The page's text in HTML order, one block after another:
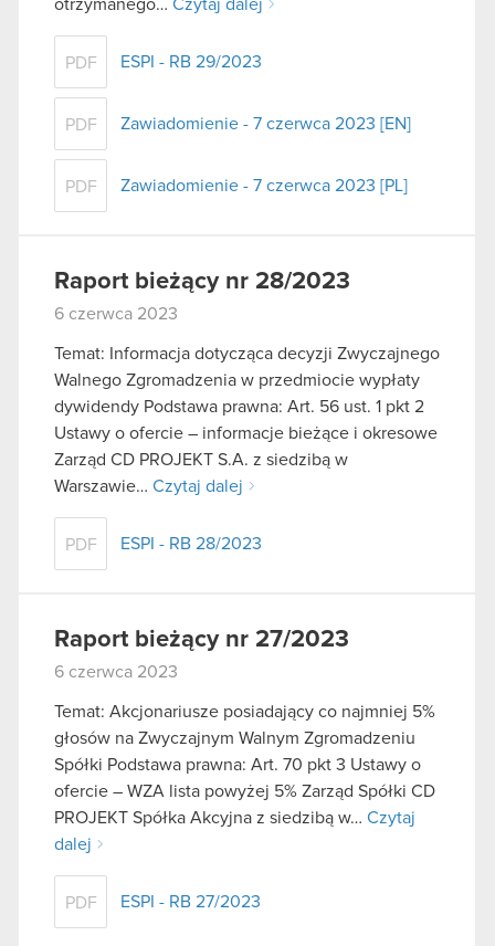
otrzymanego… Czytaj dalej
PDF ESPI - RB 29/2023
PDF Zawiadomienie - 7 czerwca 2023 [EN]
PDF Zawiadomienie - 7 czerwca 2023 [PL]
Raport bieżący nr 28/2023
6 czerwca 2023
Temat: Informacja dotycząca decyzji Zwyczajnego
Walnego Zgromadzenia w przedmiocie wypłaty
dywidendy Podstawa prawna: Art. 56 ust. 1 pkt 2
Ustawy o ofercie – informacje bieżące i okresowe
Zarząd CD PROJEKT S.A. z siedzibą w
Warszawie… Czytaj dalej
PDF ESPI - RB 28/2023
Raport bieżący nr 27/2023
6 czerwca 2023
Temat: Akcjonariusze posiadający co najmniej 5%
głosów na Zwyczajnym Walnym Zgromadzeniu
Spółki Podstawa prawna: Art. 70 pkt 3 Ustawy o
ofercie – WZA lista powyżej 5% Zarząd Spółki CD
PROJEKT Spółka Akcyjna z siedzibą w… Czytaj
dalej
PDF ESPI - RB 27/2023